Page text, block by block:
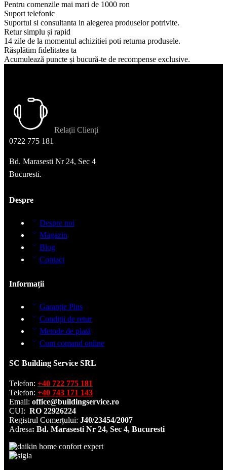
Pentru comenzile mai mari de 1000 ron
Suport telefonic
Suportul si consultanta in alegerea produselor potrivite.
Retur simplu și rapid
14 zile de la momentul achizitiei poti returna produsele.
Răsplătim fidelitatea ta
Acumulează puncte și bucură-te de recompense exclusive.
Relații Clienți
0722 775 181
Bd. Marasesti Nr 24, Sec 4
Bucuresti.
Despre
Despre noi
Magazin
Blog
Contact
Informații
Garanție Plus
Condiții de retur
Metode de plată
Cum comand online
SC Building Service SRL
Telefon: +40 722 775 181
Telefon: +40 743 171 143
Email: office@buildingservice.ro
CUI: RO 22926224
Registrul Comerțului: J40/23454/2007
Adresa: Bd. Marasesti Nr 24, Sec 4, Bucuresti